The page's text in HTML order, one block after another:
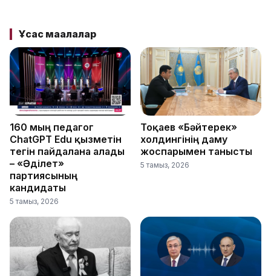
Ұқсас мақалалар
160 мың педагог
ChatGPT Edu қызметін
тегін пайдалана алады
– «Әділет»
партиясының
кандидаты
5 тамыз, 2026
Тоқаев «Бәйтерек»
холдингінің даму
жоспарымен танысты
5 тамыз, 2026